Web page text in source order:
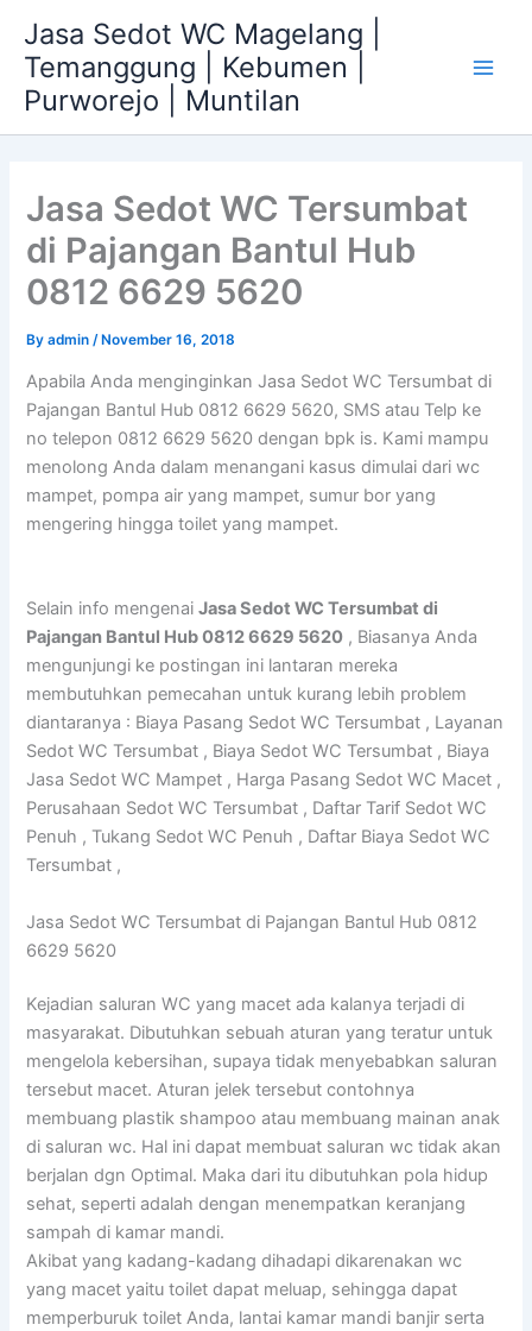
content
Jasa Sedot WC Magelang |
Temanggung | Kebumen |
Purworejo | Muntilan
Jasa Sedot WC Tersumbat
di Pajangan Bantul Hub
0812 6629 5620
Byadmin/ November 16, 2018
Apabila Anda menginginkan Jasa Sedot WC Tersumbat di
Pajangan Bantul Hub 0812 6629 5620, SMS atau Telp ke
no telepon 0812 6629 5620 dengan bpk is. Kami mampu
menolong Anda dalam menangani kasus dimulai dari wc
mampet, pompa air yang mampet, sumur bor yang
mengering hingga toilet yang mampet.
Selain info mengenaiJasa Sedot WC Tersumbat di
Pajangan Bantul Hub 0812 6629 5620 , Biasanya Anda
mengunjungi ke postingan ini lantaran mereka
membutuhkan pemecahan untuk kurang lebih problem
diantaranya : Biaya Pasang Sedot WC Tersumbat , Layanan
Sedot WC Tersumbat , Biaya Sedot WC Tersumbat , Biaya
Jasa Sedot WC Mampet , Harga Pasang Sedot WC Macet ,
Perusahaan Sedot WC Tersumbat , Daftar Tarif Sedot WC
Penuh , Tukang Sedot WC Penuh , Daftar Biaya Sedot WC
Tersumbat ,
Jasa Sedot WC Tersumbat di Pajangan Bantul Hub 0812
6629 5620
Kejadian saluran WC yang macet ada kalanya terjadi di
masyarakat. Dibutuhkan sebuah aturan yang teratur untuk
mengelola kebersihan, supaya tidak menyebabkan saluran
tersebut macet. Aturan jelek tersebut contohnya
membuang plastik shampoo atau membuang mainan anak
di saluran wc. Hal ini dapat membuat saluran wc tidak akan
berjalan dgn Optimal. Maka dari itu dibutuhkan pola hidup
sehat, seperti adalah dengan menempatkan keranjang
sampah di kamar mandi.
Akibat yang kadang-kadang dihadapi dikarenakan wc
yang macet yaitu toilet dapat meluap, sehingga dapat
memperburuk toilet Anda, lantai kamar mandi banjir serta